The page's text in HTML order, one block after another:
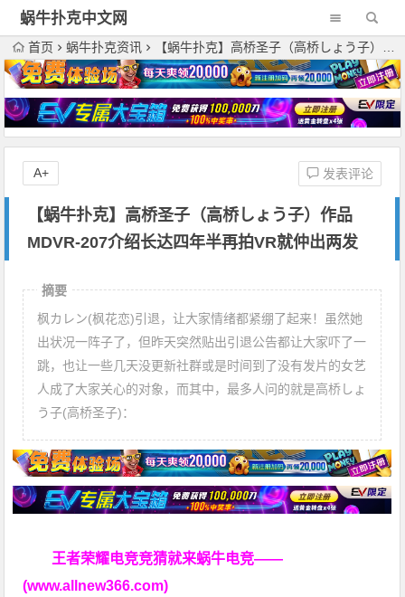
蜗牛扑克中文网
首页 蜗牛扑克资讯 【蜗牛扑克】高桥圣子（高桥しょう子）作品MDVR-207介绍长达四年半再拍VR就仲出两发
【蜗牛扑克】高桥圣子（高桥しょう子）作品
MDVR-207介绍长达四年半再拍VR就仲出两发
发表评论
A+
摘要
枫カレン(枫花恋)引退，让大家情绪都紧绷了起来！虽然她
出状况一阵子了，但昨天突然贴出引退公告都让大家吓了一
跳，也让一些几天没更新社群或是时间到了没有发片的女艺
人成了大家关心的对象，而其中，最多人问的就是高桥しょ
う子(高桥圣子)：
王者荣耀电竞竞猜就来蜗牛电竞——
(www.allnew366.com)